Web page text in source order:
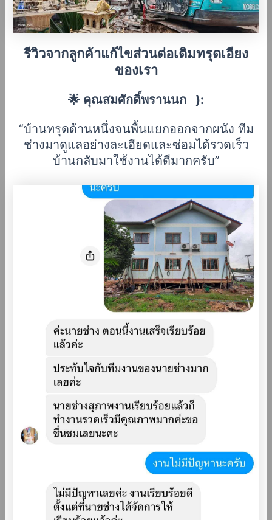
รีวิวจากลูกค้าแก้ไขส่วนต่อเติมทรุดเอียง
ของเรา
🌟 คุณสมศักดิ์พรานนก ):
“บ้านทรุดด้านหนึ่งจนพื้นแยกออกจากผนัง ทีม
ช่างมาดูแลอย่างละเอียดและซ่อมได้รวดเร็ว
บ้านกลับมาใช้งานได้ดีมากครับ”